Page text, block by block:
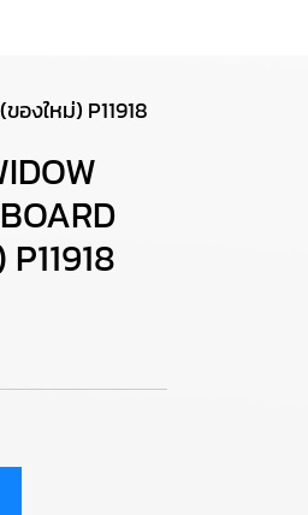
องใหม่) P11918